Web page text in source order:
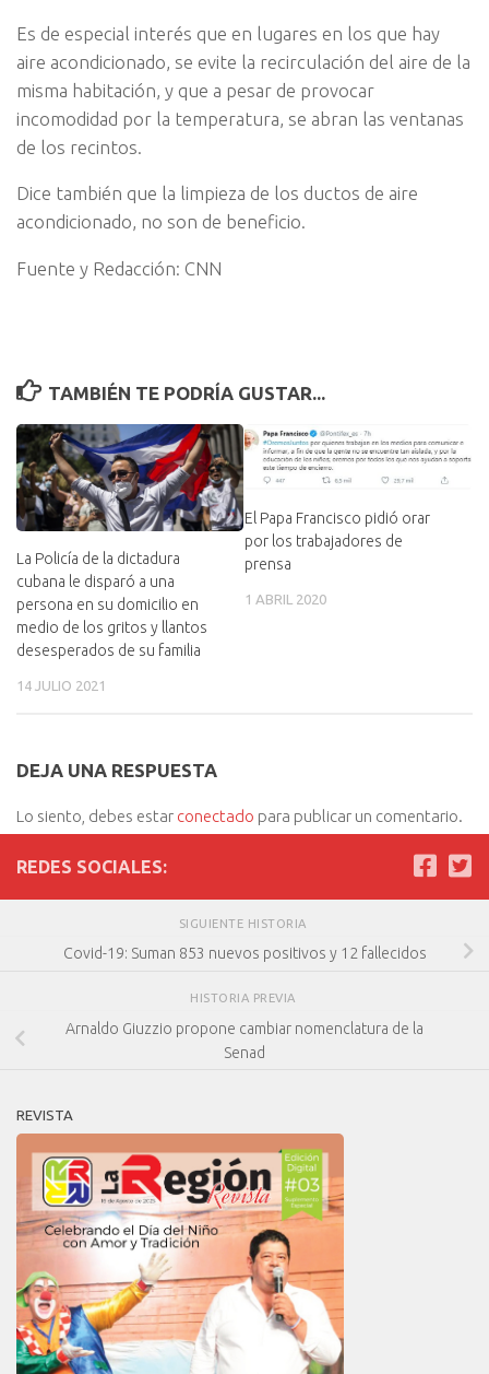
Es de especial interés que en lugares en los que hay
aire acondicionado, se evite la recirculación del aire de la
misma habitación, y que a pesar de provocar
incomodidad por la temperatura, se abran las ventanas
de los recintos.
Dice también que la limpieza de los ductos de aire
acondicionado, no son de beneficio.
Fuente y Redacción: CNN
TAMBIÉN TE PODRÍA GUSTAR...
La Policía de la dictadura
cubana le disparó a una
persona en su domicilio en
medio de los gritos y llantos
desesperados de su familia
14 JULIO 2021
El Papa Francisco pidió orar
por los trabajadores de
prensa
1 ABRIL 2020
DEJA UNA RESPUESTA
Lo siento, debes estar conectado para publicar un comentario.
REDES SOCIALES:
SIGUIENTE HISTORIA
Covid-19: Suman 853 nuevos positivos y 12 fallecidos
HISTORIA PREVIA
Arnaldo Giuzzio propone cambiar nomenclatura de la
Senad
REVISTA